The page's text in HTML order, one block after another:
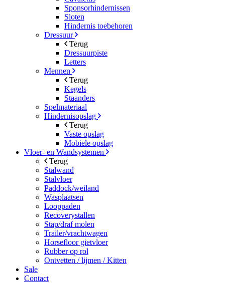
Sponsorhindernissen
Sloten
Hindernis toebehoren
Dressuur
Terug
Dressuurpiste
Letters
Mennen
Terug
Kegels
Staanders
Spelmateriaal
Hindernisopslag
Terug
Vaste opslag
Mobiele opslag
Vloer- en Wandsystemen
Terug
Stalwand
Stalvloer
Paddock/weiland
Wasplaatsen
Looppaden
Recoverystallen
Stap/draf molen
Trailer/vrachtwagen
Horsefloor gietvloer
Rubber op rol
Ontvetten / lijmen / Kitten
Sale
Contact